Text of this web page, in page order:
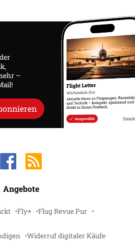
–
Angebote
Fly+ Flug Revue Pur
Widerruf digitaler Käufe